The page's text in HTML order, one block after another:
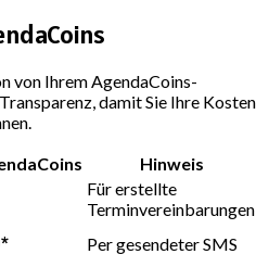
von Ihrem AgendaCoins-
damit Sie Ihre Kosten
Hinweis
Für erstellte
Terminvereinbarungen
*
Per gesendeter SMS